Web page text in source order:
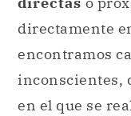
directamente
encontramos
inconscientes,
en el que se